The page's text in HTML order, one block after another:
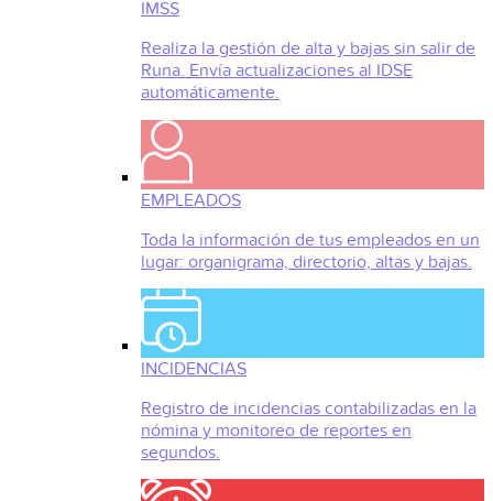
IMSS
Realiza la gestión de alta y bajas sin salir de
Runa. Envía actualizaciones al IDSE
automáticamente.
EMPLEADOS
Toda la información de tus empleados en un
lugar: organigrama, directorio, altas y bajas.
INCIDENCIAS
Registro de incidencias contabilizadas en la
nómina y monitoreo de reportes en
segundos.